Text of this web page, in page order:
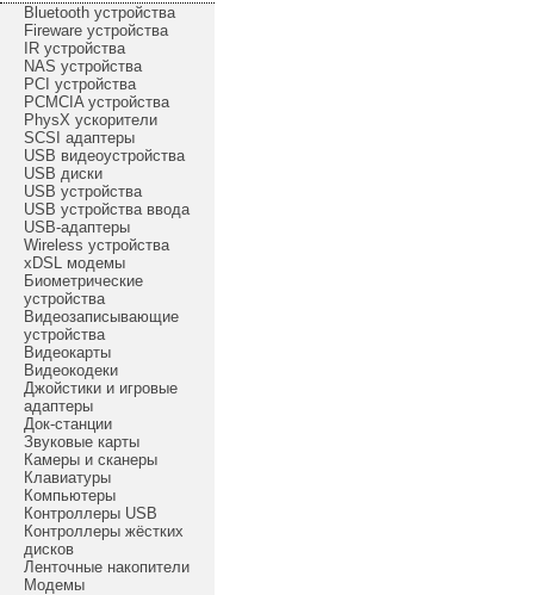
Bluetooth устройства
Fireware устройства
IR устройства
NAS устройства
PCI устройства
PCMCIA устройства
PhysX ускорители
SCSI адаптеры
USB видеоустройства
USB диски
USB устройства
USB устройства ввода
USB-адаптеры
Wireless устройства
xDSL модемы
Биометрические
устройства
Видеозаписывающие
устройства
Видеокарты
Видеокодеки
Джойстики и игровые
адаптеры
Док-станции
Звуковые карты
Камеры и сканеры
Клавиатуры
Компьютеры
Контроллеры USB
Контроллеры жёстких
дисков
Ленточные накопители
Модемы